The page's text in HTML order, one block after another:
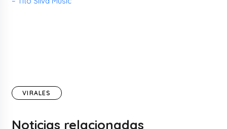
VIRALES
Noticias relacionadas